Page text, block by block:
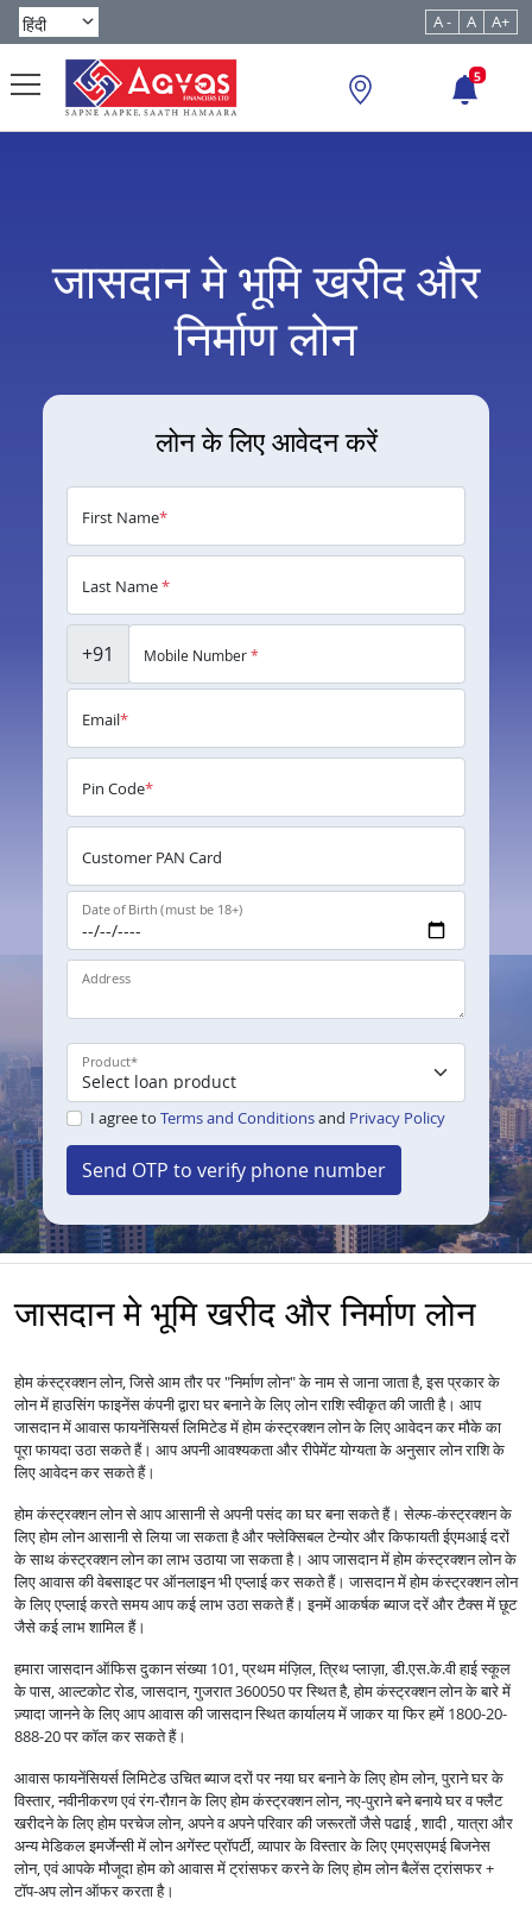
A - A A+
5
जासदान मे भूमि खरीद और
निर्माण लोन
लोन के लिए आवेदन करें
First Name*
Last Name*
+91 Mobile Number*
Email*
Pin Code*
Customer PAN Card
Date of Birth (must be 18+)
Address
Product*
I agree to Terms and Conditionsand Privacy Policy
Send OTP to verify phone number
जासदान मे भूमि खरीद और निर्माण लोन
होम कंस्ट्रक्शन लोन, जिसे आम तौर पर "निर्माण लोन" के नाम से जाना जाता है, इस प्रकार के
लोन में हाउसिंग फाइनेंस कंपनी द्वारा घर बनाने के लिए लोन राशि स्वीकृत की जाती है। आप
जासदान में आवास फायनेंसियर्स लिमिटेड में होम कंस्ट्रक्शन लोन के लिए आवेदन कर मौके का
पूरा फायदा उठा सकते हैं। आप अपनी आवश्यकता और रीपेमेंट योग्यता के अनुसार लोन राशि के
लिए आवेदन कर सकते हैं।
होम कंस्ट्रक्शन लोन से आप आसानी से अपनी पसंद का घर बना सकते हैं। सेल्फ-कंस्ट्रक्शन के
लिए होम लोन आसानी से लिया जा सकता है और फ्लेक्सिबल टेन्योर और किफायती ईएमआई दरों
के साथ कंस्ट्रक्शन लोन का लाभ उठाया जा सकता है। आप जासदान में होम कंस्ट्रक्शन लोन के
लिए आवास की वेबसाइट पर ऑनलाइन भी एप्लाई कर सकते हैं। जासदान में होम कंस्ट्रक्शन लोन
के लिए एप्लाई करते समय आप कई लाभ उठा सकते हैं। इनमें आकर्षक ब्याज दरें और टैक्स में छूट
जैसे कई लाभ शामिल हैं।
हमारा जासदान ऑफिस दुकान संख्या 101, प्रथम मंज़िल, त्रिथ प्लाज़ा, डी.एस.के.वी हाई स्कूल
के पास, आल्टकोट रोड, जासदान, गुजरात 360050 पर स्थित है, होम कंस्ट्रक्शन लोन के बारे में
ज़्यादा जानने के लिए आप आवास की जासदान स्थित कार्यालय में जाकर या फिर हमें 1800-20-
888-20 पर कॉल कर सकते हैं।
आवास फायनेंसियर्स लिमिटेड उचित ब्याज दरों पर नया घर बनाने के लिए होम लोन, पुराने घर के
विस्तार, नवीनीकरण एवं रंग-रौग़न के लिए होम कंस्ट्रक्शन लोन, नए-पुराने बने बनाये घर व फ्लैट
खरीदने के लिए होम परचेज लोन, अपने व अपने परिवार की जरूरतों जैसे पढाई , शादी , यात्रा और
अन्य मेडिकल इमर्जेन्सी में लोन अगेंस्ट प्रॉपर्टी, व्यापार के विस्तार के लिए एमएसएमई बिजनेस
लोन, एवं आपके मौजूदा होम को आवास में ट्रांसफर करने के लिए होम लोन बैलेंस ट्रांसफर +
टॉप-अप लोन ऑफर करता है।